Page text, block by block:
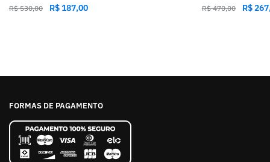
R$530,00 R$187,00 R$470,00 R$
FORMAS DE PAGAMENTO